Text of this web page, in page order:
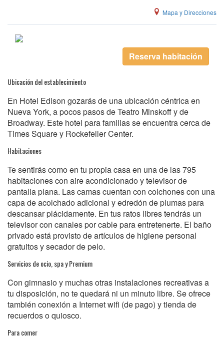
Mapa y Direcciones
Reserva habitación
Ubicación del establecimiento
En Hotel Edison gozarás de una ubicación céntrica en
Nueva York, a pocos pasos de Teatro Minskoff y de
Broadway. Este hotel para familias se encuentra cerca de
Times Square y Rockefeller Center.
Habitaciones
Te sentirás como en tu propia casa en una de las 795
habitaciones con aire acondicionado y televisor de
pantalla plana. Las camas cuentan con colchones con una
capa de acolchado adicional y edredón de plumas para
descansar plácidamente. En tus ratos libres tendrás un
televisor con canales por cable para entretenerte. El baño
privado está provisto de artículos de higiene personal
gratuitos y secador de pelo.
Servicios de ocio, spa y Premium
Con gimnasio y muchas otras instalaciones recreativas a
tu disposición, no te quedará ni un minuto libre. Se ofrece
también conexión a Internet wifi (de pago) y tienda de
recuerdos o quiosco.
Para comer